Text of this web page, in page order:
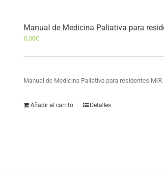
Manual de Medicina Paliativa para
0,00€
Manual de Medicina Paliativa para residentes MIR.
Añadir al carrito Detalles